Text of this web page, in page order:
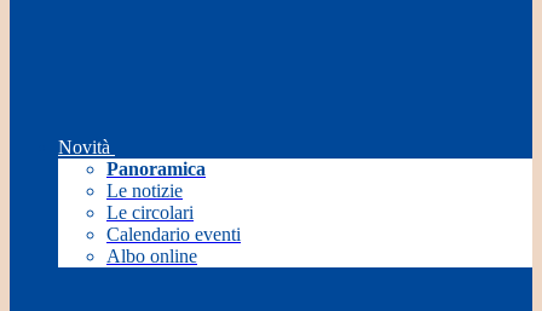
Novità
Panoramica
Le notizie
Le circolari
Calendario eventi
Albo online